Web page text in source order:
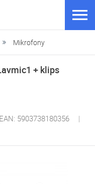
Mikrofony
+ klips
EAN: 5903738180356